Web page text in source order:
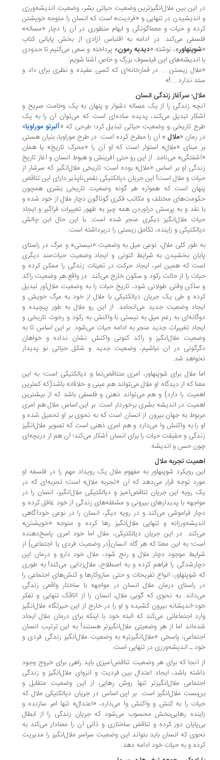
این بین ملال‌انگیزترین وضعیت حیاتی بشر، وضعیت اندیشه‌ورزی
در تنهایی و «فردیت» است که انسان را متوجه خویشتن
و حیات و معماگونگی و ابهام منظوری در آن را دچار «مساله»
می‌کند. در ادامه به اقتباس آزادی از بخش پایانی کتاب
شوپنهاور»، نوشته «دیدیه رِمون» پرداخته و سعی می‌کنیم تا حدودی
اندیشه‌های این فیلسوف بزرگ و خاص آشنا شویم:
زیستن ... در قمارخانه‌ای که کسی عقیده و نظری برای داد و
ندارد ...!»
سرآغاز زندگی انسان
زندگی را از یک مساله دشوار و پنهان به یک وخامت صریح و
تبدیل می‌کند، پدیده ساده‌ای است که می‌توان آن را به یک
تاریخی و وضعیت حیاتی تبدیل کرد؛ طرحی که «آلبرتو موراویا »
رمان « ملال » آن را مطرح کرده است. در طرح موراویا، بنیان هستی
مبنای «ملال» استوار است که او آن را «محرک تاریخ» یا همان
می‌نامد. از این رو حتی آفرینش و هبوط انسان و آغاز تاریخ
او بر اساس «ملال» بوده است؛ تاریخی ملال‌انگیز که سرشار از
و ملال است! این جریان دیالکتیکی نقص‌ناپذیر دارای این تناقض
است که همواره هر گونه وضعیت تاریخی بشری همچون
مختلف و مکاتب فکری گوناگون دچار ملالِ از خود شده و
نقد و به پرسش درآوردن همه‌ چیز به ظهور تغییرات فراگیر و ایجاد
ملال‌انگیز دیگری منجر شده است. با این حال این چالش
و زاینده، تکامل زیستی را دربرداشته است.
‌طور کلی ملال، نوعی میل به وضعیت «نیستی» و مرگ در راستای
بخشیدن به شرایط کنونی و ایجاد وضعیت حیات‌مند دیگری
که همین امر، ایجاد حرکت در تعینات زندگی را ممکن کرده و
را از حالت رکود و سکون خارج می‌کند. در واقع هر وضعیت راکد
وقتی طولانی شود، تاریخ حیات را به وضعیت ملال‌آور تبدیل
و طی یک جریان دیالکتیکی با ملال از خود به مرگ خویش و
وضعیت جدید می‌انجامد. از این رو ملال به‌ طور پیچیده و
به رغم میل به نیستی با واکنش به رکود و رخوت تاریخی و
تغییرات جدید منجر به ادامه حیات می‌شود. بر این اساس تا به
ملال‌انگیز و راکد کنونی واکنش نشان نداده و خواهان
در آن نباشیم، وضعیت جدید و شکل حیاتی نو پدیدار
شد.
ملال برای شوپنهاور، امری متناقض‌نما و دیالکتیکی است؛ به این
که از دیدگاه او ملال می‌تواند هم عینی و خلاقانه باشد(که کمترین
را دارد) و هم می‌تواند ذهنی و فلسفی باشد که از بیشترین
در اندیشه بشری برخوردار است. بر این اساس ملال هم امری
به جهان بیرون از انسان است که به نحوی بر او تحمیل شده و
را به واکنش وا می‌دارد و هم امری ذهنی است که تصویر ملال‌انگیز
و حقیقت حیات را برای انسان آشکار می‌کند؛ آن هم از دریچه‌ای
حس و اندیشه.
تجربه ملال
رویکرد شوپنهاور به مفهوم ملال یک رویداد مهم را در فلسفه او
توجه قرار می‌دهد که آن «تجربه ملال» است؛ تجربه‌ای که در
رویه این جریان تناقض‌آمیز و دیالکتیکی ملال‌انگیز، انسان را در
با پدیدارهای بیرونی و مشغله‌های زندگی از خود غافل کرده و
فراموشی می‌کند و در رویه دیگر، انسان را در نوعی خودآگاهی
و تنهایی ملال‌انگیز رها کرده و متوجه «خویشتن»
در این جریان دیالکتیکی، ملال اما خود امری پاسخ‌دهنده
به این معنا که هر گاه انسان(در وضعیت فردی یا اجتماعی) از
موجود دچار ملال و رنج شود، ملال خود دارو و درمان این
را فراهم کرده و به اصطلاح، ملال‌زدایی می‌کند! به‌ طوری
شوپنهاور، انواع تفریحات و حتی سازوکارها و کنش‌های اجتماعی را
راستای درمان ملال انسان در مواجهه با ساختار واقعی زندگی
به نحوی که گویی ملال، انسان را از اتاقک تنهایی و تفکر
اندیشانه بیرون کشیده و او را در خارج از این حیرتگاه ملال‌انگیز
اجتماعاتی می‌کند که البته خود با اینکه برای درمان ملال ایجاد
اما از هر وضعیتی ملال‌انگیزتر هستند! به این ترتیب انسان
پاسخی «ملال‌انگیزتر» به وضعیت ملال‌انگیز زندگی فردی و
ـ‌ اندیشه‌ورزی در تنهایی است.
آنجا که برای هر وضعیت تناقض‌آمیزی باید راهی برای خروج وجود
باشد، ایجاد اعتدال بین فردیت و انزوای ملال‌انگیز و زندگی
ملال‌انگیزتر تنها روش رهایی از این وضعیت متقابل و
ملال‌انگیز است. بر این اساس در جریان دیالکتیکی ملال که
را به کنش و واکنش وا می‌دارد، «اعتدال» تنها امر سازنده و
رهایی‌بخش محسوب می‌شود که جریان زندگی را از ابطال
دور کرده و تناقض ساختاری و ذاتی آن را معنادار می‌کند به
که انسان باید بتواند این وضعیت سراسر ملال‌انگیز را مدیریت
و به حیات خود ادامه دهد.